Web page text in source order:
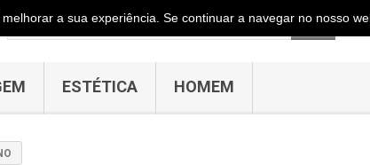
ESTÉTICA HOMEM
a sua experiência. Se continuar a navegar no nosso